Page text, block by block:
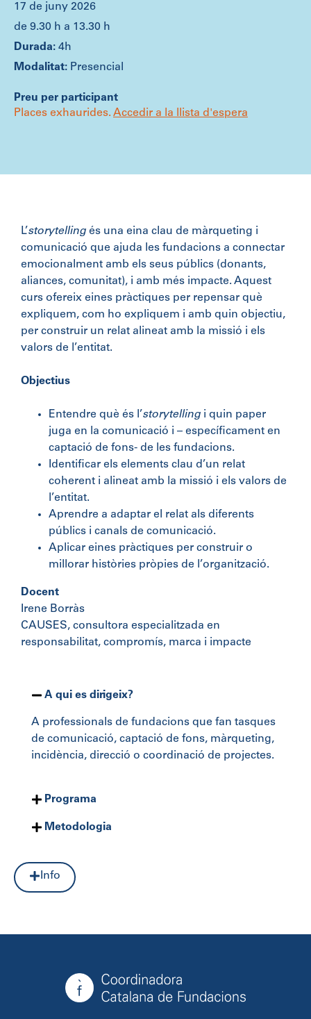
17 de juny 2026
de 9.30 h a 13.30 h
4h
Presencial
Preu per participant
Places exhaurides. Accedir a la llista d'espera
L’storytelling és una eina clau de màrqueting i
comunicació que ajuda les fundacions a connectar
emocionalment amb els seus públics (donants,
aliances, comunitat), i amb més impacte. Aquest
curs ofereix eines pràctiques per repensar què
expliquem, com ho expliquem i amb quin objectiu,
per construir un relat alineat amb la missió i els
valors de l’entitat.
Objectius
Entendre què és l’storytelling i quin paper
juga en la comunicació i – específicament en
captació de fons- de les fundacions.
Identificar els elements clau d’un relat
coherent i alineat amb la missió i els valors de
l’entitat.
Aprendre a adaptar el relat als diferents
públics i canals de comunicació.
Aplicar eines pràctiques per construir o
millorar històries pròpies de l’organització.
Docent
Irene Borràs
CAUSES, consultora especialitzada en
responsabilitat, compromís, marca i impacte
A qui es dirigeix?
A professionals de fundacions que fan tasques
de comunicació, captació de fons, màrqueting,
incidència, direcció o coordinació de projectes.
Programa
Metodologia
Info